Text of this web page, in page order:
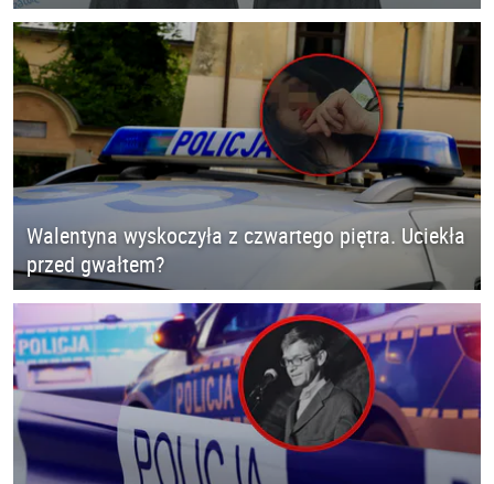
Walentyna wyskoczyła z czwartego piętra. Uciekła
przed gwałtem?